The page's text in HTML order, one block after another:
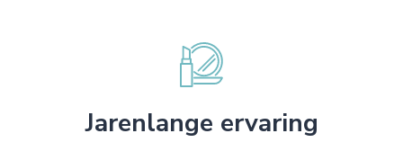
Jarenlange ervaring